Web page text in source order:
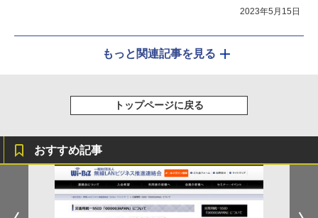
2023年5月15日
もっと関連記事を見る
トップページに戻る
おすすめ記事